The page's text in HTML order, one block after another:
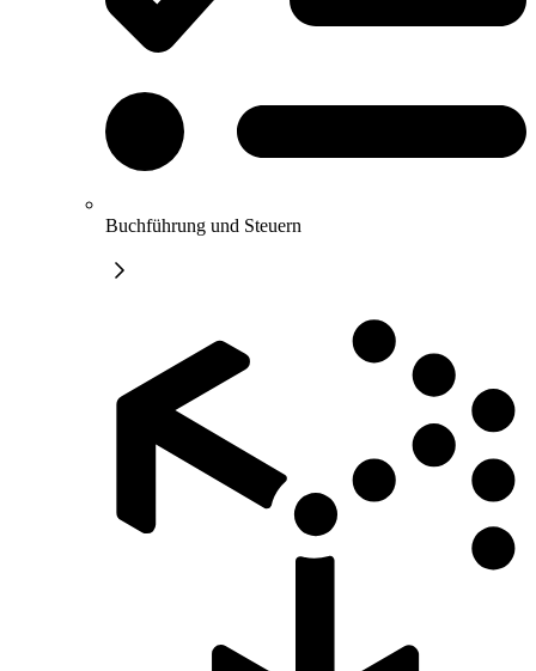
Buchführung und Steuern